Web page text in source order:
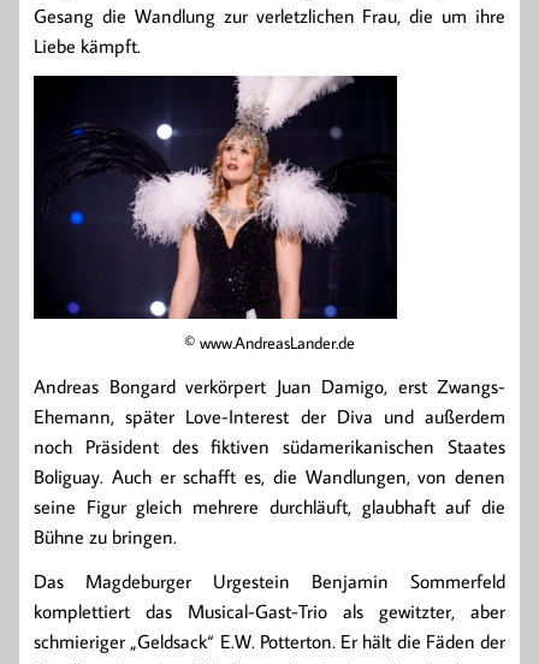
Gesang die Wandlung zur verletzlichen Frau, die um ihre
Liebe kämpft.
© www.AndreasLander.de
Andreas Bongard verkörpert Juan Damigo, erst Zwangs-
Ehemann, später Love-Interest der Diva und außerdem
noch Präsident des fiktiven südamerikanischen Staates
Boliguay. Auch er schafft es, die Wandlungen, von denen
seine Figur gleich mehrere durchläuft, glaubhaft auf die
Bühne zu bringen.
Das Magdeburger Urgestein Benjamin Sommerfeld
komplettiert das Musical-Gast-Trio als gewitzter, aber
schmieriger „Geldsack“ E.W. Potterton. Er hält die Fäden der